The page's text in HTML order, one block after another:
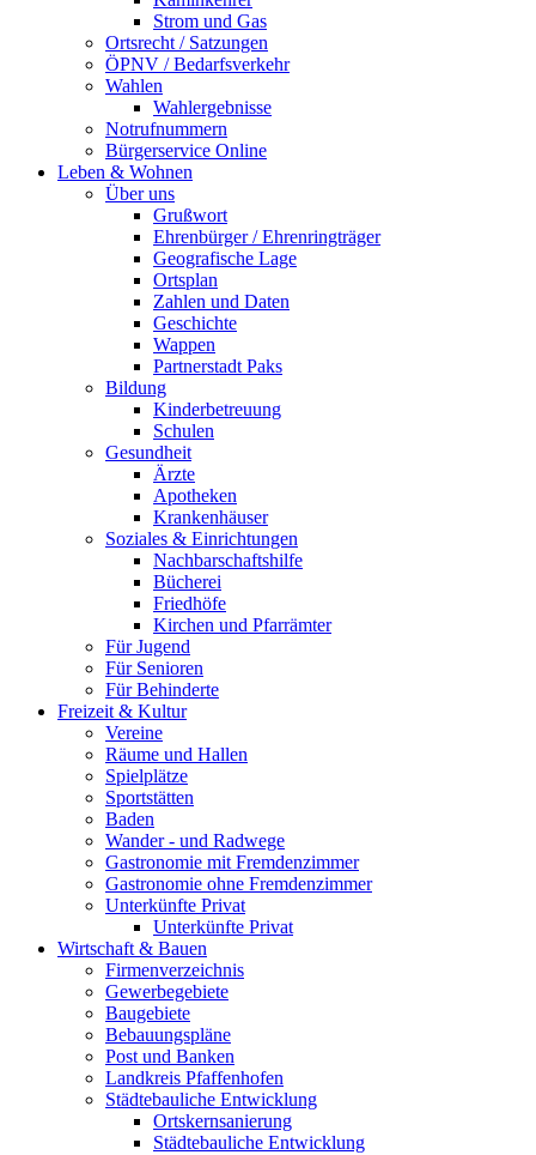
Strom und Gas
Ortsrecht / Satzungen
ÖPNV / Bedarfsverkehr
Wahlen
Wahlergebnisse
Notrufnummern
Bürgerservice Online
Leben & Wohnen
Über uns
Grußwort
Ehrenbürger / Ehrenringträger
Geografische Lage
Ortsplan
Zahlen und Daten
Geschichte
Wappen
Partnerstadt Paks
Bildung
Kinderbetreuung
Schulen
Gesundheit
Ärzte
Apotheken
Krankenhäuser
Soziales & Einrichtungen
Nachbarschaftshilfe
Bücherei
Friedhöfe
Kirchen und Pfarrämter
Für Jugend
Für Senioren
Für Behinderte
Freizeit & Kultur
Vereine
Räume und Hallen
Spielplätze
Sportstätten
Baden
Wander - und Radwege
Gastronomie mit Fremdenzimmer
Gastronomie ohne Fremdenzimmer
Unterkünfte Privat
Unterkünfte Privat
Wirtschaft & Bauen
Firmenverzeichnis
Gewerbegebiete
Baugebiete
Bebauungspläne
Post und Banken
Landkreis Pfaffenhofen
Städtebauliche Entwicklung
Ortskernsanierung
Städtebauliche Entwicklung